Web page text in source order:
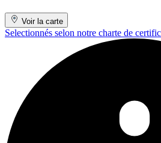
Voir la carte
Selectionnés selon notre charte de